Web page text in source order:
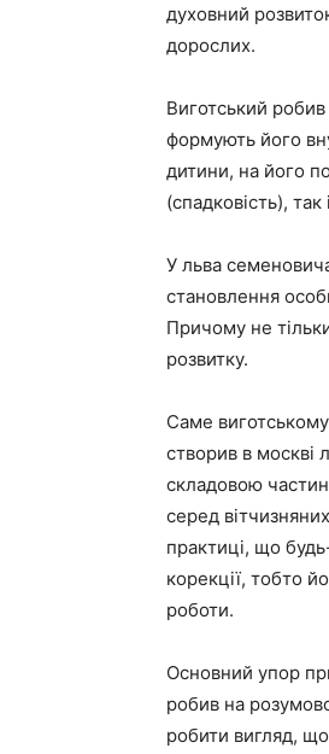
духовний
дорослих.
Виготський
формують його
дитини, на його
(спадковість), так
У льва
становлення
Причому не
розвитку.
Саме
створив в москві
складовою
серед
практиці, що
корекції, тобто
роботи.
Основний упор
робив на
робити вигляд,